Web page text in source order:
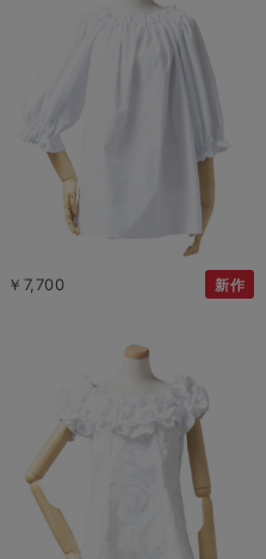
￥7,700 新作